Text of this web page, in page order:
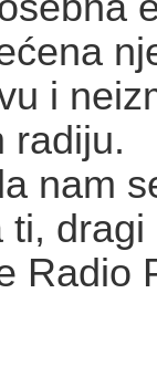
i
radiju.
nam
Radio